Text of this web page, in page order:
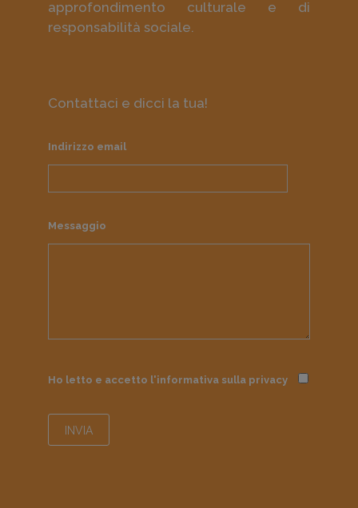
approfondimento culturale e di
responsabilità sociale.
Contattaci e dicci la tua!
Indirizzo email
Messaggio
Ho letto e accetto l'informativa sulla privacy